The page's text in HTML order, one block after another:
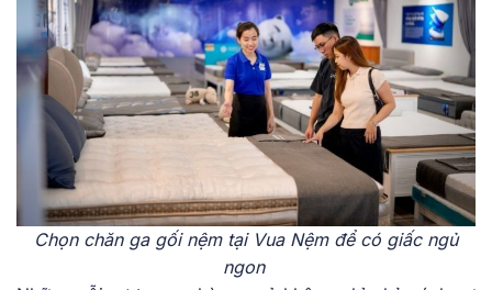
Chọn chăn ga gối nệm tại Vua Nệm để có giấc ngủ
ngon